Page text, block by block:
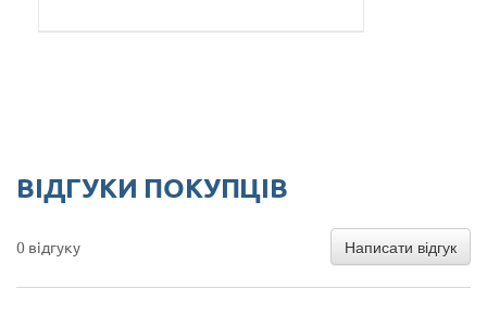
ВІДГУКИ ПОКУПЦІВ
0 відгуку Написати відгук